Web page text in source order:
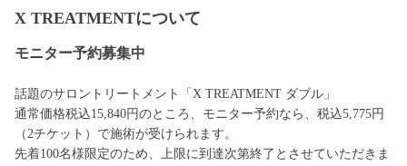
X TREATMENTについて
モニター予約募集中
話題のサロントリートメント「X TREATMENT ダブル」
通常価格税込15,840円のところ、モニター予約なら、税込5,775円
（2チケット）で施術が受けられます。
先着100名様限定のため、上限に到達次第終了とさせていただきま